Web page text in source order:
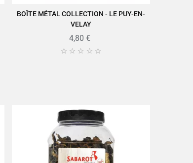
VUE RAPIDE
BOÎTE MÉTAL COLLECTION - LE PUY-EN-
VELAY
4,80 €
    